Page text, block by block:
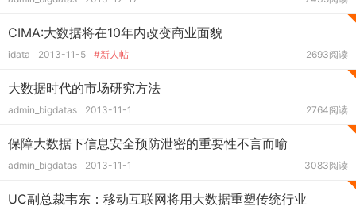
CIMA:大数据将在10年内改变商业面貌
idata 2013-11-5 #新人帖 2693阅读
大数据时代的市场研究方法
admin_bigdatas 2013-11-1 2764阅读
保障大数据下信息安全预防泄密的重要性不言而喻
admin_bigdatas 2013-11-1 3083阅读
UC副总裁韦东：移动互联网将用大数据重塑传统行业